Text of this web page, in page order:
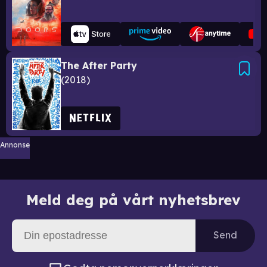
The After Party
2018
Annonse
Meld deg på vårt nyhetsbrev
Send